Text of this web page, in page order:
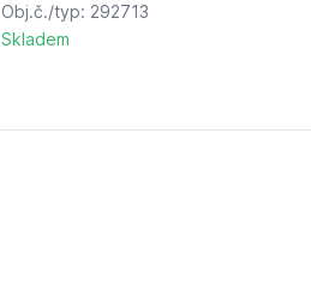
Obj.č./typ: 292713
Skladem